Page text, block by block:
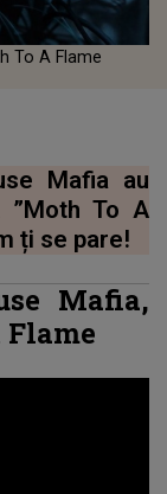
To A Flame
Mafia au
”Moth To A
ți se pare!
Mafia,